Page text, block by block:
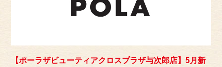
【ポーラザビューティアクロスプラザ与次郎店】5月新